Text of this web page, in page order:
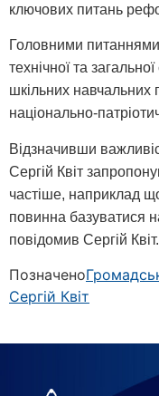
ключових питань
Головними
технічної та
шкільних навчальних
національно-
Відзначивши
Сергій Квіт
частіше, наприклад
повинна базуватися
повідомив Сергій Квіт.
Позначено
Сергій Квіт